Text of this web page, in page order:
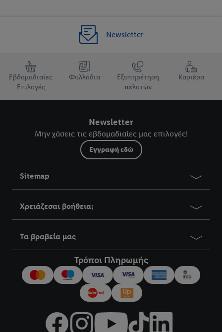
Newsletter
Εβδομαδιαίες
Επιλογές
Φυλλάδια
Εξυπηρέτηση
πελατών
Καριέρα
Newsletter
Μην χάσεις τις εβδομαδιαίες μας επιλογές!
Εγγραφή εδώ
Sitemap
Χρειάζεσαι βοήθεια;
Τα βραβεία μας
Τρόποι Πληρωμής